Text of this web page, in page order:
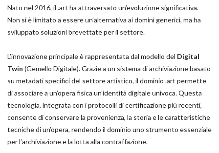
Nato nel 2016, il .art ha attraversato un’evoluzione significativa.
Non si è limitato a essere un’alternativa ai domini generici, ma ha
sviluppato soluzioni brevettate per il settore.
L’innovazione principale è rappresentata dal modello del Digital
Twin (Gemello Digitale). Grazie a un sistema di archiviazione basato
su metadati specifici del settore artistico, il dominio .art permette
di associare a un’opera fisica un’identità digitale univoca. Questa
tecnologia, integrata con i protocolli di certificazione più recenti,
consente di conservare la provenienza, la storia e le caratteristiche
tecniche di un’opera, rendendo il dominio uno strumento essenziale
per l’archiviazione e la lotta alla contraffazione.